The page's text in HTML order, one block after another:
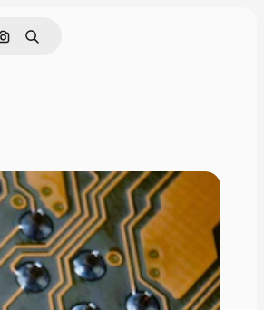
Cerca per immagine
Ricerca